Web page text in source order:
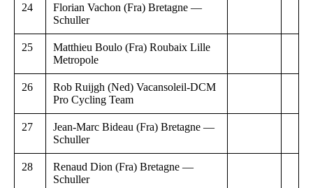
24
Florian Vachon (Fra) Bretagne —
Schuller
25
Matthieu Boulo (Fra) Roubaix Lille
Metropole
26
Rob Ruijgh (Ned) Vacansoleil-DCM
Pro Cycling Team
27
Jean-Marc Bideau (Fra) Bretagne —
Schuller
28
Renaud Dion (Fra) Bretagne —
Schuller